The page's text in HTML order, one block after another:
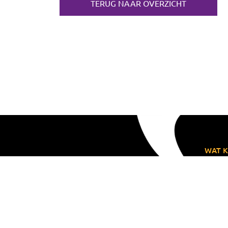
TERUG NAAR OVERZICHT
WAT